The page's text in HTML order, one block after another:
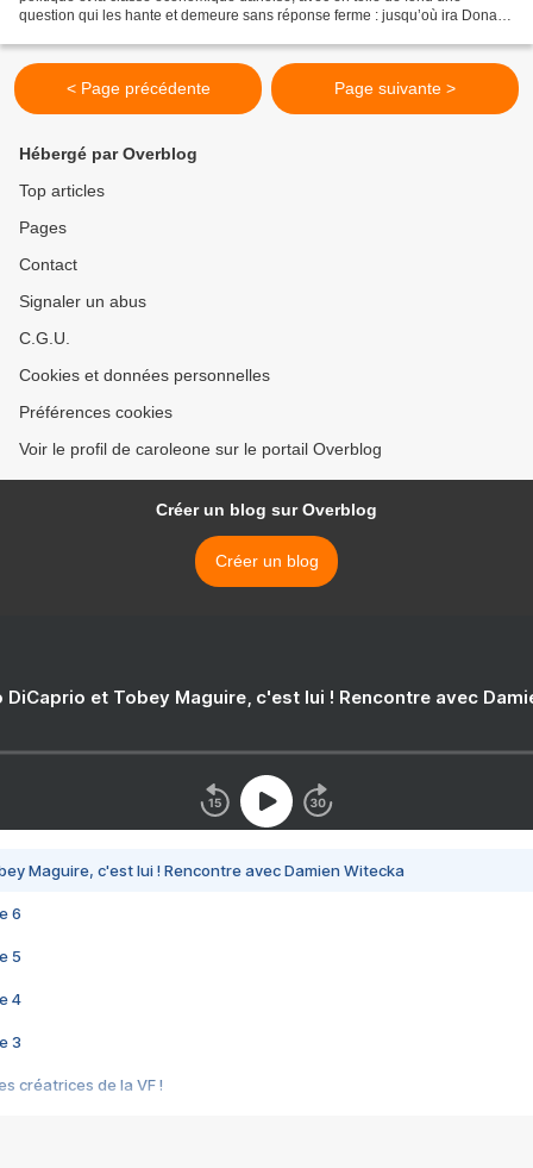
question qui les hante et demeure sans réponse ferme : jusqu’où ira Donald
< Page précédente Page suivante >
Hébergé par Overblog
Top articles
Pages
Contact
Signaler un abus
C.G.U.
Cookies et données personnelles
Préférences cookies
Voir le profil de caroleone sur le portail Overblog
Créer un blog sur Overblog
Créer un blog
DiCaprio et Tobey Maguire, c'est lui ! Rencontre avec
Maguire, c'est lui ! Rencontre avec Damien Witecka
6
5
4
3
créatrices de la VF !